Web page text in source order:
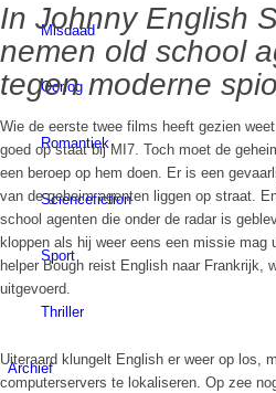
Misdaad
Oorlog
Romantiek
Sciencefiction
Sport
Thriller
Archief
In Johnny English
nemen old school
tegen moderne
Wie de eerste twee films heeft gezien
goed op staat bij MI7. Toch moet de
een beroep op hem doen. Er is een
van de geheim agenten liggen op straat.
school agenten die onder de radar is
kloppen als hij weer eens een missie mag
helper Bough reist English naar Frankrijk,
uitgevoerd.
Uiteraard klungelt English er weer op los,
computerservers te lokaliseren. Op zee